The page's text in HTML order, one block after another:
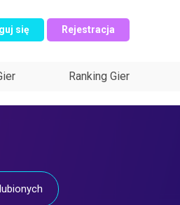
się Rejestracja
Ranking Gier